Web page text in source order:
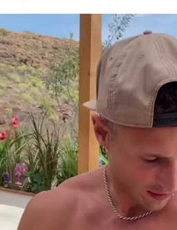
Love Island